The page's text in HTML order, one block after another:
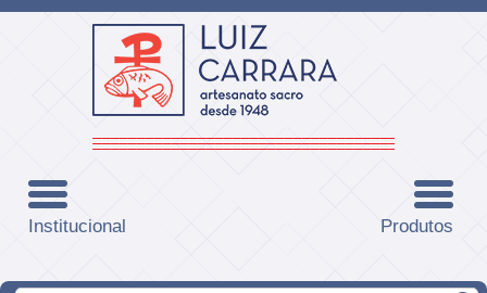
Institucional Produtos